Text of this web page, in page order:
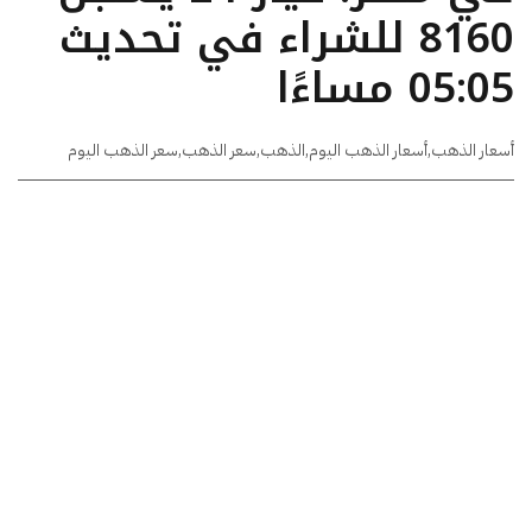
8160 للشراء في تحديث
05:05 مساءًا
أسعار الذهب,أسعار الذهب اليوم,الذهب,سعر الذهب,سعر الذهب اليوم